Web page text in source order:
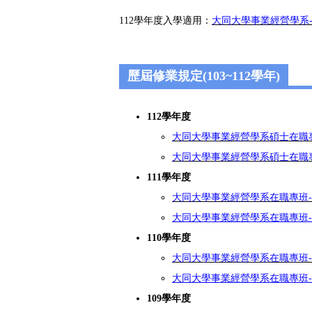
112學年度入學適用： 大同大學事業經營學
歷屆修業規定(103~112學年)
112學年度
大同大學事業經營學系碩士在
大同大學事業經營學系碩士在
111學年度
大同大學事業經營學系在職專
大同大學事業經營學系在職專
110學年度
大同大學事業經營學系在職專
大同大學事業經營學系在職專
109學年度